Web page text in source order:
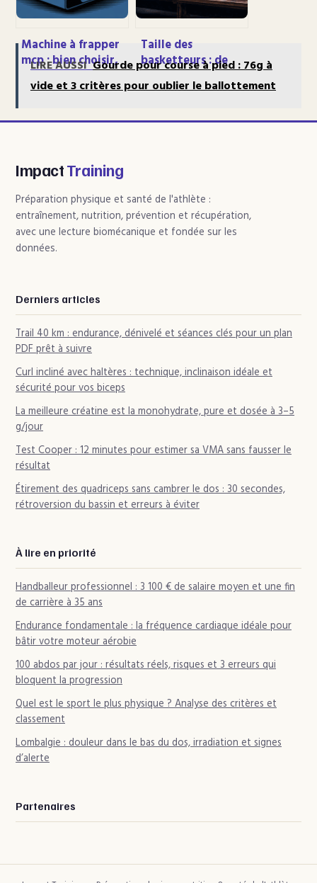
Machine à frapper
mcp : bien choisir,
régler et optimiser
vos marquages
Taille des
basketteurs : de
1m60 à 2m36, la
réalité derrière les
la NBA
LIRE AUSSI Gourde pour course à pied : 76g à
vide et 3 critères pour oublier le ballottement
ImpactTraining
Préparation physique et santé de l'athlète :
entraînement, nutrition, prévention et récupération,
avec une lecture biomécanique et fondée sur les
données.
Derniers articles
Trail 40 km : endurance, dénivelé et séances clés pour un plan
PDF prêt à suivre
Curl incliné avec haltères : technique, inclinaison idéale et
sécurité pour vos biceps
La meilleure créatine est la monohydrate, pure et dosée à 3–5
g/jour
Test Cooper : 12 minutes pour estimer sa VMA sans fausser le
résultat
Étirement des quadriceps sans cambrer le dos : 30 secondes,
rétroversion du bassin et erreurs à éviter
À lire en priorité
Handballeur professionnel : 3 100 € de salaire moyen et une fin
de carrière à 35 ans
Endurance fondamentale : la fréquence cardiaque idéale pour
bâtir votre moteur aérobie
100 abdos par jour : résultats réels, risques et 3 erreurs qui
bloquent la progression
Quel est le sport le plus physique ? Analyse des critères et
classement
Lombalgie : douleur dans le bas du dos, irradiation et signes
d’alerte
Partenaires